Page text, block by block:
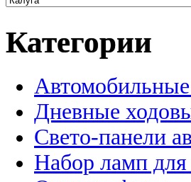
Категории
Дневные
Свето-панели
Набор ламп для